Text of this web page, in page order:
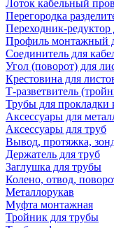
Лоток кабельный
Перегородка
Переходник-редуктор
Профиль монтажный
Соединитель для
Угол (поворот) для
Крестовина для
Т-разветвитель
Трубы для прокладки
Аксессуары для
Аксессуары для труб
Вывод, протяжка,
Держатель для труб
Заглушка для трубы
Колено, отвод,
Металлорукав
Муфта монтажная
Тройник для трубы